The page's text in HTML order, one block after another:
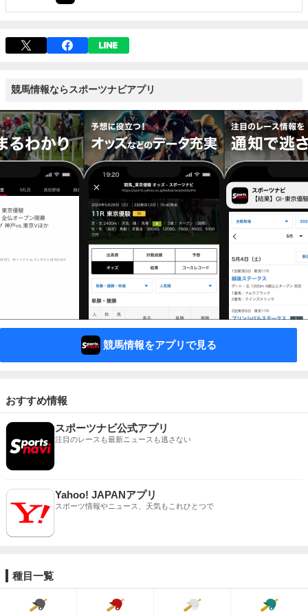
競馬情報ならスポーツナビアプリ
競馬情報をアプリで見る
おすすめ情報
スポーツナビ公式アプリ
注目のレースも最新ニュースも逃さない
Yahoo! JAPANアプリ
スポーツ情報やニュース、天気もこれひとつで
種目一覧